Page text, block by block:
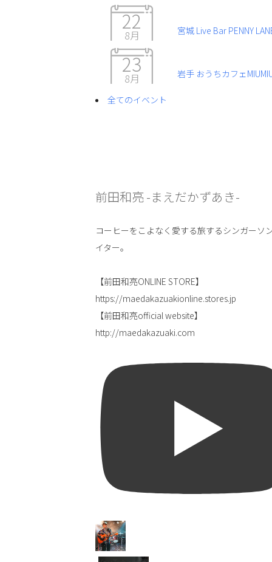
22
8月 宮城 Live Bar PENNY
23
8月 岩手 おうちカフェ
全てのイベント
前田和亮 -まえだかずあき-
コーヒーをこよなく愛する旅するシンガーソ
イター。
【前田和亮ONLINE STORE】
https://maedakazuakionline.stores.jp
【前田和亮official website】
http://maedakazuaki.com